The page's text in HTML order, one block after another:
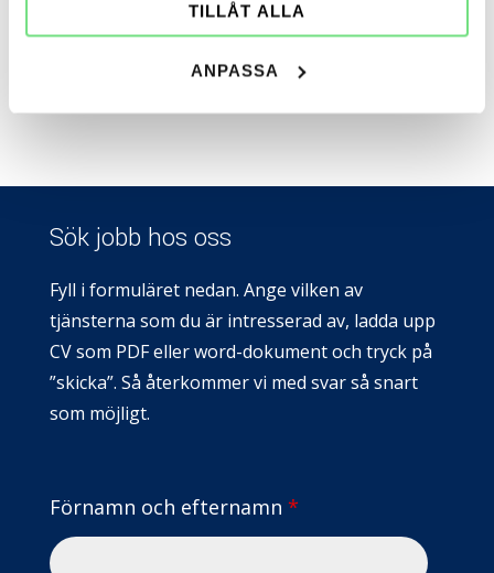
TILLÅT ALLA
ANPASSA
Tillsättning sker så fort som möjligt.
Sök jobb hos oss
Fyll i formuläret nedan. Ange vilken av
tjänsterna som du är intresserad av, ladda upp
CV som PDF eller word-dokument och tryck på
”skicka”. Så återkommer vi med svar så snart
som möjligt.
Förnamn och efternamn *